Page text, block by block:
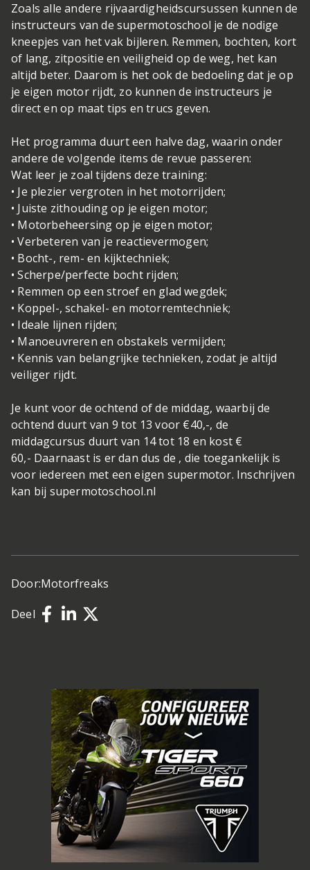
Zoals alle andere rijvaardigheidscursussen kunnen de
instructeurs van de supermotoschool je de nodige
kneepjes van het vak bijleren. Remmen, bochten, kort
of lang, zitpositie en veiligheid op de weg, het kan
altijd beter. Daarom is het ook de bedoeling dat je op
je eigen motor rijdt, zo kunnen de instructeurs je
direct en op maat tips en trucs geven.
Het programma duurt een halve dag, waarin onder
andere de volgende items de revue passeren:
Wat leer je zoal tijdens deze training:
• Je plezier vergroten in het motorrijden;
• Juiste zithouding op je eigen motor;
• Motorbeheersing op je eigen motor;
• Verbeteren van je reactievermogen;
• Bocht-, rem- en kijktechniek;
• Scherpe/perfecte bocht rijden;
• Remmen op een stroef en glad wegdek;
• Koppel-, schakel- en motorremtechniek;
• Ideale lijnen rijden;
• Manoeuvreren en obstakels vermijden;
• Kennis van belangrijke technieken, zodat je altijd
veiliger rijdt.
Je kunt voor de ochtend of de middag, waarbij de
ochtend duurt van 9 tot 13 voor €40,-, de
middagcursus duurt van 14 tot 18 en kost €
60,- Daarnaast is er dan dus de , die toegankelijk is
voor iedereen met een eigen supermotor. Inschrijven
kan bij supermotoschool.nl
Door:Motorfreaks
Deel